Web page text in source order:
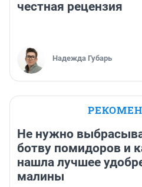
честная рецензия
Надежда Губарь
Не нужно
ботву помидоров и
нашла лучшее
малины